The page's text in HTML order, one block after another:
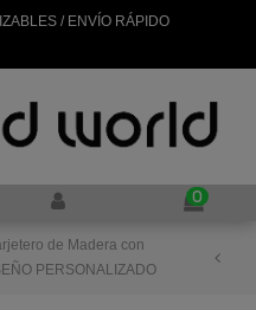
/ ENVÍO RÁPIDO
0
de Madera con
PERSONALIZADO